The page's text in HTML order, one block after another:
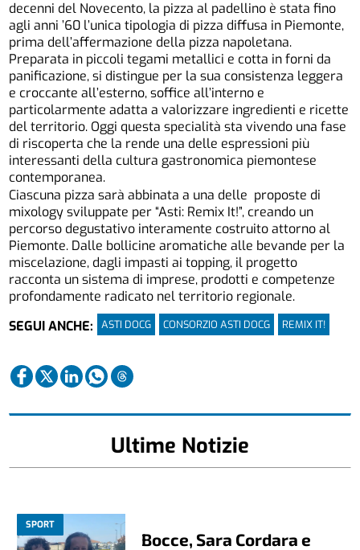
decenni del Novecento, la pizza al padellino è stata fino
agli anni ’60 l’unica tipologia di pizza diffusa in Piemonte,
prima dell’affermazione della pizza napoletana.
Preparata in piccoli tegami metallici e cotta in forni da
panificazione, si distingue per la sua consistenza leggera
e croccante all’esterno, soffice all’interno e
particolarmente adatta a valorizzare ingredienti e ricette
del territorio. Oggi questa specialità sta vivendo una fase
di riscoperta che la rende una delle espressioni più
interessanti della cultura gastronomica piemontese
contemporanea.
Ciascuna pizza sarà abbinata a una delle proposte di
mixology sviluppate per “Asti: Remix It!”, creando un
percorso degustativo interamente costruito attorno al
Piemonte. Dalle bollicine aromatiche alle bevande per la
miscelazione, dagli impasti ai topping, il progetto
racconta un sistema di imprese, prodotti e competenze
profondamente radicato nel territorio regionale.
SEGUI ANCHE:
ASTI DOCG CONSORZIO ASTI DOCG REMIX IT!
Ultime Notizie
SPORT
Bocce, Sara Cordara e